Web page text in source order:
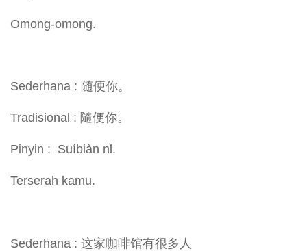
Omong-omong.
Sederhana : 随便你。
Tradisional : 隨便你。
Pinyin : Suíbiàn nǐ.
Terserah kamu.
Sederhana : 这家咖啡馆有很多人